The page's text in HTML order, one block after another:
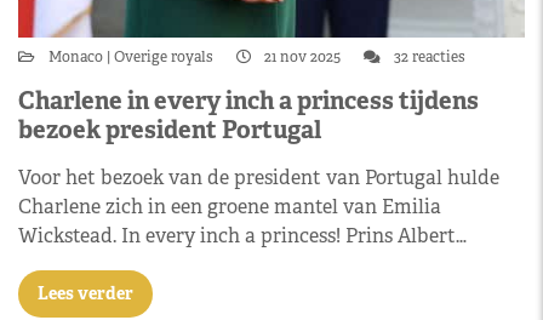
Monaco Overige royals 21 nov 2025 32 reacties
Charlene in every inch a princess tijdens
bezoek president Portugal
Voor het bezoek van de president van Portugal hulde
Charlene zich in een groene mantel van Emilia
Wickstead. In every inch a princess! Prins Albert…
Lees verder